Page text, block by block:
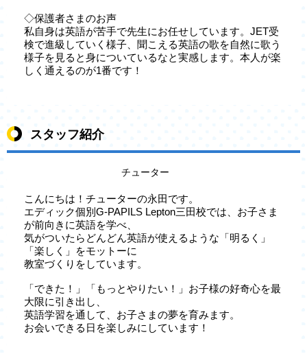
◇保護者さまのお声
私自身は英語が苦手で先生にお任せしています。JET受
検で進級していく様子、聞こえる英語の歌を自然に歌う
様子を見ると身についているなと実感します。本人が楽
しく通えるのが1番です！
スタッフ紹介
チューター
こんにちは！チューターの永田です。
エディック個別G-PAPILS Lepton三田校では、お子さま
が前向きに英語を学べ、
気がついたらどんどん英語が使えるような「明るく」
「楽しく」をモットーに
教室づくりをしています。
「できた！」「もっとやりたい！」お子様の好奇心を最
大限に引き出し、
英語学習を通して、お子さまの夢を育みます。
お会いできる日を楽しみにしています！